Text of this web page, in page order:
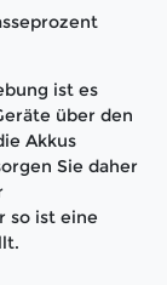
ist es
über den
Akkus
Sie daher
so ist eine